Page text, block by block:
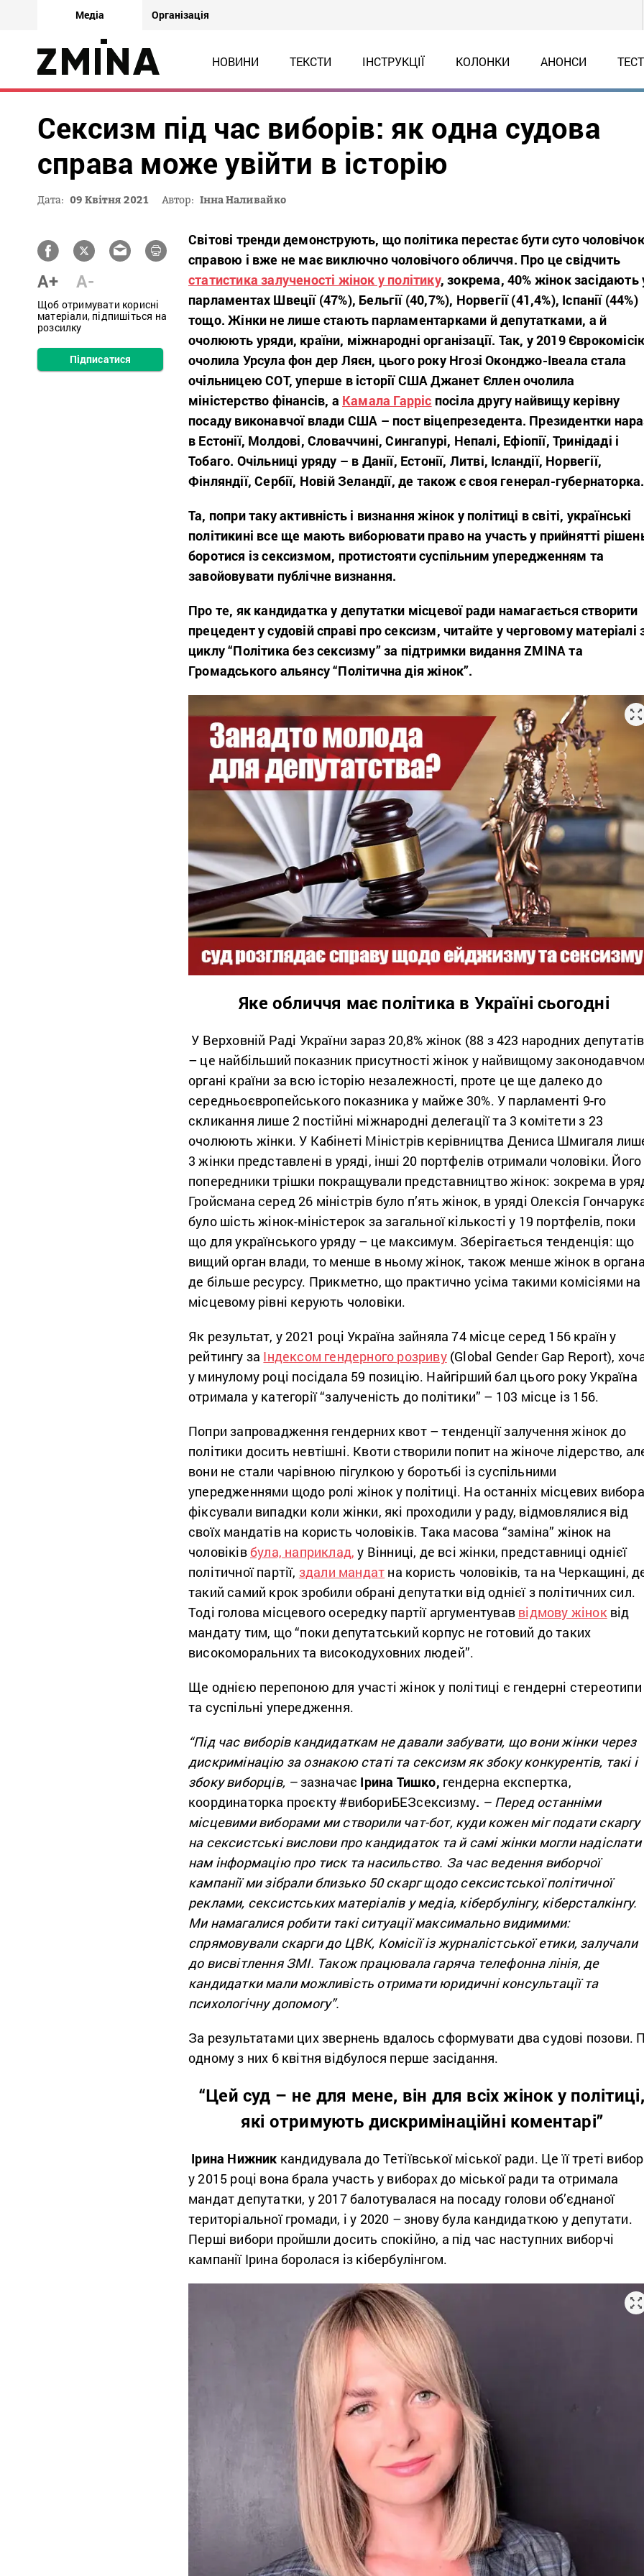
Медіа Організація
НОВИНИ ТЕКСТИ ІНСТРУКЦІЇ КОЛОНКИ АНОНСИ
Сексизм під час виборів: як одна судова
справа може увійти в історію
Дата: 09 Квітня 2021 Автор: Інна Наливайко
A+ A-
Щоб отримувати корисні
матеріали, підпишіться на
розсилку
Підписатися
Світові тренди демонструють, що політика перестає бути суто
справою і вже не має виключно чоловічого обличчя. Про це свідчить
статистика залученості жінок у політику, зокрема, 40% жінок засідають
парламентах Швеції (47%), Бельгії (40,7%), Норвегії (41,4%), Іспанії (44%)
тощо. Жінки не лише стають парламентарками й депутатками, а й
очолюють уряди, країни, міжнародні організації. Так, у 2019
очолила Урсула фон дер Ляєн, цього року Нгозі Оконджо-Івеала стала
очільницею СОТ, уперше в історії США Джанет Єллен очолила
міністерство фінансів, а Камала Гарріс посіла другу найвищу керівну
посаду виконавчої влади США – пост віцепрезедента. Президентки
в Естонії, Молдові, Словаччині, Сингапурі, Непалі, Ефіопії, Тринідаді і
Тобаго. Очільниці уряду – в Данії, Естонії, Литві, Ісландії, Норвегії,
Фінляндії, Сербії, Новій Зеландії, де також є своя генерал-губернаторка.
Та, попри таку активність і визнання жінок у політиці в світі, українські
політикині все ще мають виборювати право на участь у прийнятті
боротися із сексизмом, протистояти суспільним упередженням та
завойовувати публічне визнання.
Про те, як кандидатка у депутатки місцевої ради намагається створити
прецедент у судовій справі про сексизм, читайте у черговому матеріалі
циклу “Політика без сексизму” за підтримки видання ZMINA та
Громадського альянсу “Політична дія жінок”.
Яке обличчя має політика в Україні сьогодні
У Верховній Раді України зараз 20,8% жінок (88 з 423 народних
– це найбільший показник присутності жінок у найвищому
органі країни за всю історію незалежності, проте це ще далеко до
середньоєвропейського показника у майже 30%. У парламенті 9-го
скликання лише 2 постійні міжнародні делегації та 3 комітети з 23
очолюють жінки. У Кабінеті Міністрів керівництва Дениса Шмигаля
3 жінки представлені в уряді, інші 20 портфелів отримали чоловіки. Його
попередники трішки покращували представництво жінок: зокрема в
Гройсмана серед 26 міністрів було п’ять жінок, в уряді Олексія
було шість жінок-міністерок за загальної кількості у 19 портфелів, поки
що для українського уряду – це максимум. Зберігається тенденція: що
вищий орган влади, то менше в ньому жінок, також менше жінок в
де більше ресурсу. Прикметно, що практично усіма такими комісіями на
місцевому рівні керують чоловіки.
Як результат, у 2021 році Україна зайняла 74 місце серед 156 країн у
рейтингу за Індексом гендерного розриву(Global Gender Gap Report),
у минулому році посідала 59 позицію. Найгірший бал цього року Україна
отримала у категорії “залученість до політики” – 103 місце із 156.
Попри запровадження гендерних квот – тенденції залучення жінок до
політики досить невтішні. Квоти створили попит на жіноче лідерство,
вони не стали чарівною пігулкою у боротьбі із суспільними
упередженнями щодо ролі жінок у політиці. На останніх місцевих
фіксували випадки коли жінки, які проходили у раду, відмовлялися від
своїх мандатів на користь чоловіків. Така масова “заміна” жінок на
чоловіківбула, наприклад, у Вінниці, де всі жінки, представниці однієї
політичної партії, здали мандат на користь чоловіків, та на Черкащині,
такий самий крок зробили обрані депутатки від однієї з політичних сил.
Тоді голова місцевого осередку партії аргументував відмову жіноквід
мандату тим, що “поки депутатський корпус не готовий до таких
високоморальних та високодуховних людей”.
Ще однією перепоною для участі жінок у політиці є гендерні стереотипи
та суспільні упередження.
“Під час виборів кандидаткам не давали забувати, що вони жінки через
дискримінацію за ознакою статі та сексизм як збоку конкурентів, такі і
збоку виборців, –зазначає Ірина Тишко, гендерна експертка,
координаторка проєкту #вибориБЕЗсексизму. – Перед останніми
місцевими виборами ми створили чат-бот, куди кожен міг подати скаргу
на сексистські вислови про кандидаток та й самі жінки могли надіслати
нам інформацію про тиск та насильство. За час ведення виборчої
кампанії ми зібрали близько 50 скарг щодо сексистської політичної
реклами, сексистських матеріалів у медіа, кібербулінгу, кіберсталкінгу.
Ми намагалися робити такі ситуації максимально видимими:
спрямовували скарги до ЦВК, Комісії із журналістської етики, залучали
до висвітлення ЗМІ. Також працювала гаряча телефонна лінія, де
кандидатки мали можливість отримати юридичні консультації та
психологічну допомогу”.
За результатами цих звернень вдалось сформувати два судові позови.
одному з них 6 квітня відбулося перше засідання.
“Цей суд – не для мене, він для всіх жінок у політиці,
які отримують дискримінаційні коментарі”
Ірина Нижник кандидувала до Тетіївської міської ради. Це її треті
у 2015 році вона брала участь у виборах до міської ради та отримала
мандат депутатки, у 2017 балотувалася на посаду голови об’єднаної
територіальної громади, і у 2020 – знову була кандидаткою у депутати.
Перші вибори пройшли досить спокійно, а під час наступних виборчі
кампанії Ірина боролася із кібербулінгом.